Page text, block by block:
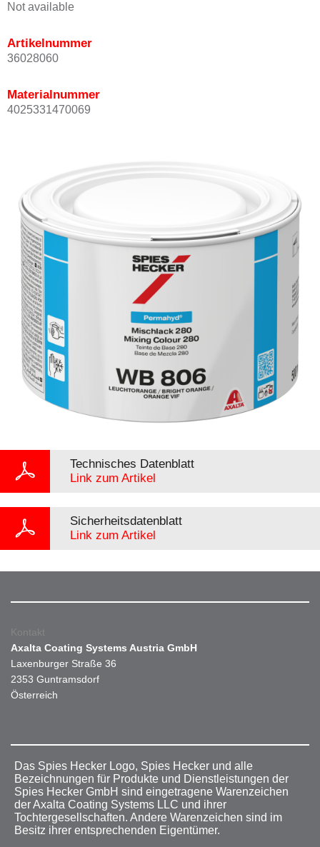
Not available
Artikelnummer
36028060
Materialnummer
4025331470069
Technisches Datenblatt
Link zum Artikel
Sicherheitsdatenblatt
Link zum Artikel
Kontakt
Axalta Coating Systems Austria GmbH
Laxenburger Straße 36
2353 Guntramsdorf
Österreich
Das Spies Hecker Logo, Spies Hecker und alle
Bezeichnungen für Produkte und Dienstleistungen der
Spies Hecker GmbH sind eingetragene Warenzeichen
der Axalta Coating Systems LLC und ihrer
Tochtergesellschaften. Andere Warenzeichen sind im
Besitz ihrer entsprechenden Eigentümer.